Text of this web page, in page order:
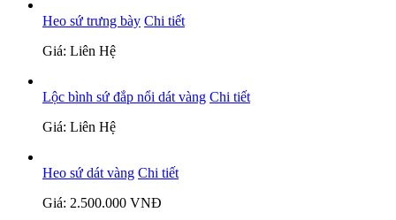
Heo sứ trưng bày Chi tiết
Giá: Liên Hệ
Lộc bình sứ đắp nổi dát vàng Chi tiết
Giá: Liên Hệ
Heo sứ dát vàng Chi tiết
Giá: 2.500.000 VNĐ